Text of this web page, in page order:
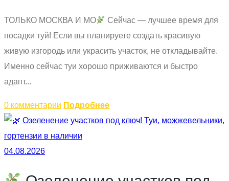
ТОЛЬКО МОСКВА И МО
Сейчас — лучшее время для
посадки туй! Если вы планируете создать красивую
живую изгородь или украсить участок, не откладывайте.
Именно сейчас туи хорошо приживаются и быстро
адапт...
0 комментарии Подробнее
04.08.2026